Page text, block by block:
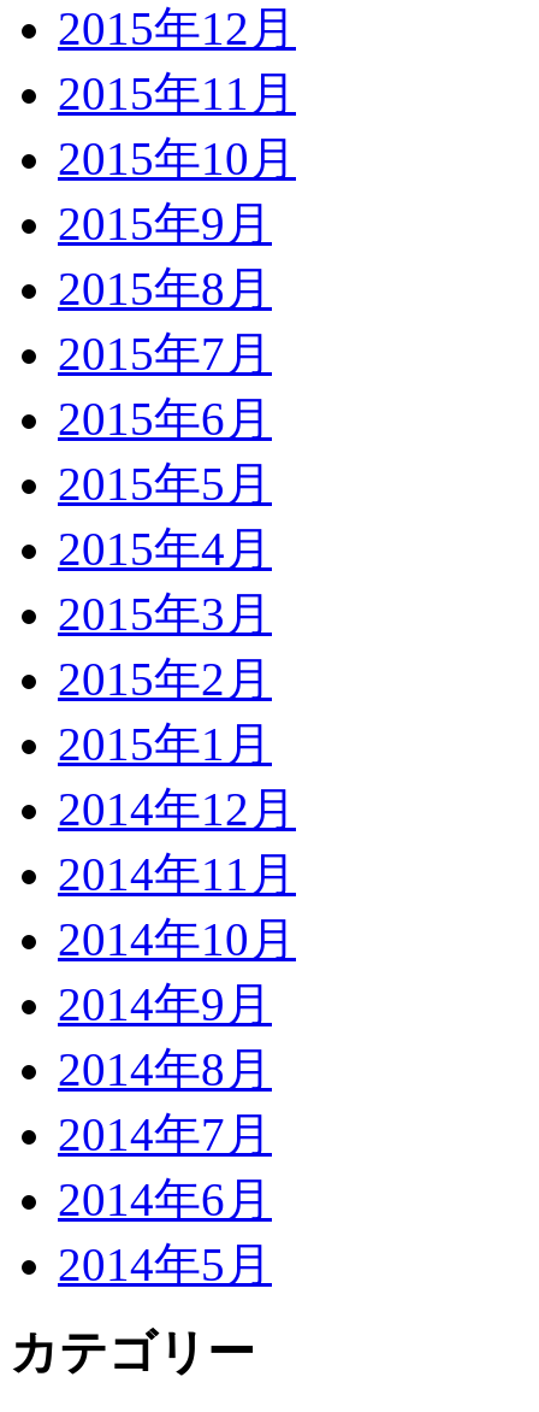
2015年12月
2015年11月
2015年10月
2015年9月
2015年8月
2015年7月
2015年6月
2015年5月
2015年4月
2015年3月
2015年2月
2015年1月
2014年12月
2014年11月
2014年10月
2014年9月
2014年8月
2014年7月
2014年6月
2014年5月
カテゴリー